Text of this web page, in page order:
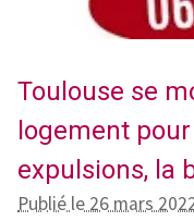
Toulouse se
logement
expulsions, la
Publié le 26 mars